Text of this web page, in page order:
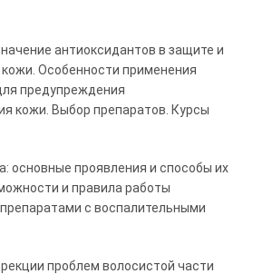
антиоксидантов в защите и
Особенности применения
предупреждения
кожи. Выбор препаратов. Курсы
основные проявления и способы их
и правила работы
с воспалительными
проблем волосистой части